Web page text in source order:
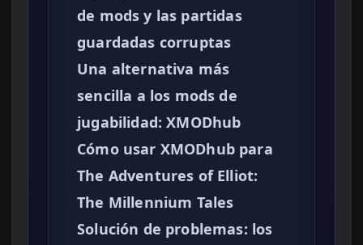
de mods y las partidas
guardadas corruptas
Una alternativa más
sencilla a los mods de
jugabilidad: XMODhub
Cómo usar XMODhub para
The Adventures of Elliot:
The Millennium Tales
Solución de problemas: los